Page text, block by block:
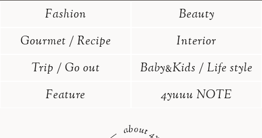
Fashion
Beauty
Gourmet / Recipe
Interior
Trip / Go out
Baby&Kids / Life style
Feature
4yuuu NOTE